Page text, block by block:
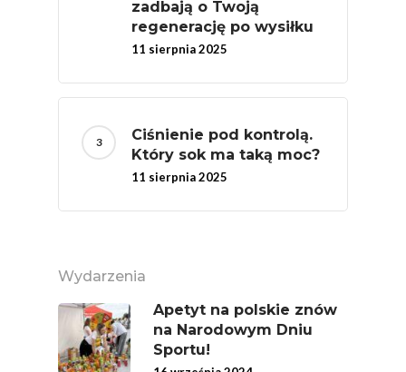
zadbają o Twoją
regenerację po wysiłku
11 sierpnia 2025
Ciśnienie pod kontrolą.
Który sok ma taką moc?
11 sierpnia 2025
Wydarzenia
Apetyt na polskie znów
na Narodowym Dniu
Sportu!
Konsumpcji Warzyw
Owoców
Związków
Rolnych – Ziemniaki
Nich Największa
Jemy Eko Warzywa I